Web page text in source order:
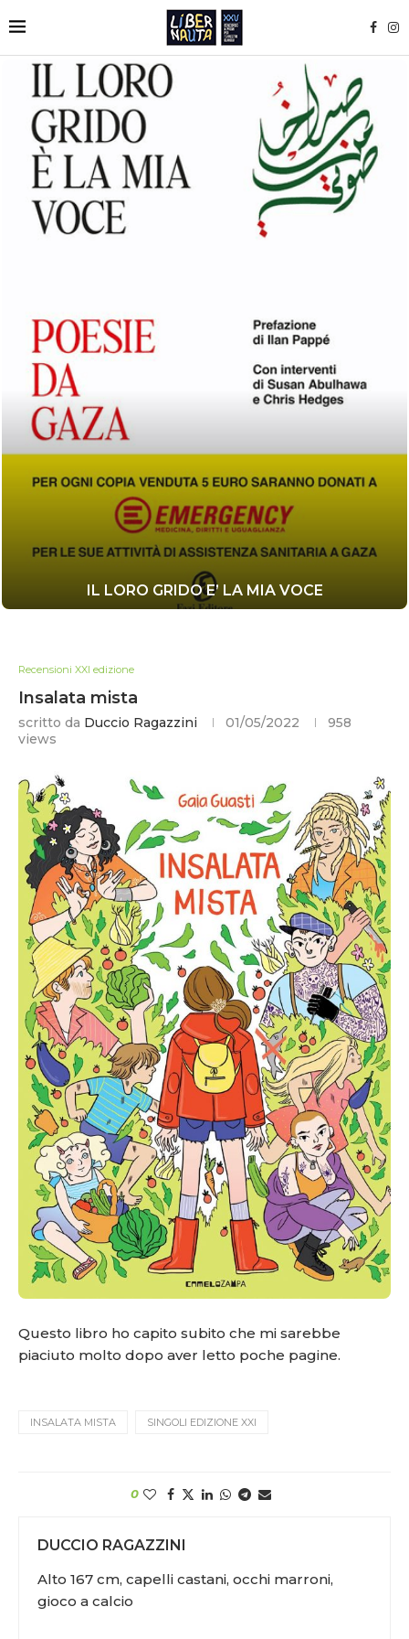
IL LORO GRIDO E’ LA MIA VOCE
Recensioni XXI edizione
Insalata mista
scritto da Duccio Ragazzini 01/05/2022
958
views
Questo libro ho capito subito che mi sarebbe
piaciuto molto dopo aver letto poche pagine.
INSALATA MISTA SINGOLI EDIZIONE XXI
0
DUCCIO RAGAZZINI
Alto 167 cm, capelli castani, occhi marroni,
gioco a calcio